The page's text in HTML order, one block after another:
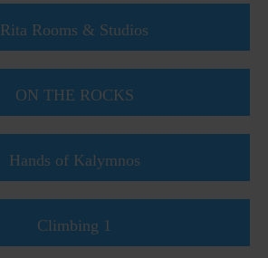
Rita Rooms & Studios
ON THE ROCKS
Hands of Kalymnos
Climbing 1